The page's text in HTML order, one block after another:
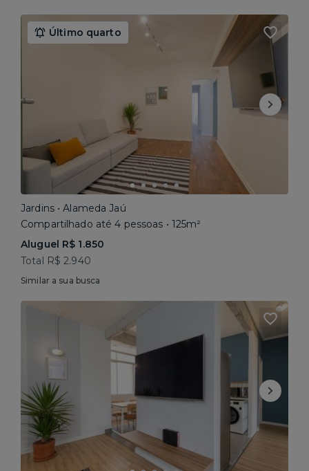
Último quarto
Jardins • Alameda Jaú
Compartilhado até 4 pessoas • 125m²
Aluguel R$ 1.850
Total R$ 2.940
Similar a sua busca